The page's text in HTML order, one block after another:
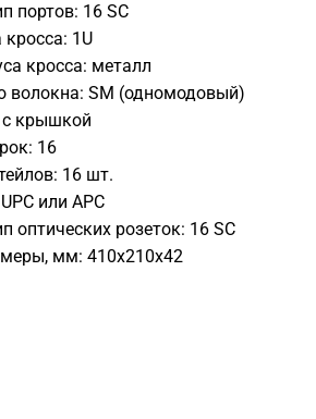
портов: 16 SC
1U
кросса: металл
волокна: SM (одномодовый)
с крышкой
16
16 шт.
или APC
оптических розеток: 16 SC
мм: 410x210x42